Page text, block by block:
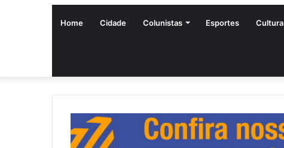
Home Cidade Colunistas Esportes Cultura